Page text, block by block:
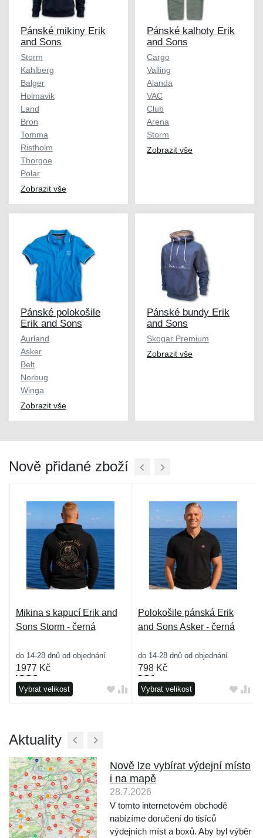
Pánské mikiny Erik
and Sons
Storm
Kahlberg
Balger
Holmavik
Land
Bron
Tomma
Ristholm
Thorgoe
Polar
Zobrazit vše
Pánské kalhoty Erik
and Sons
Cargo
Valling
Alanda
VAC
Club
Arena
Storm
Zobrazit vše
Pánské polokošile
Erik and Sons
Aurland
Asker
Belt
Norbug
Winga
Zobrazit vše
Pánské bundy Erik
and Sons
Skogar Premium
Zobrazit vše
Nově přidané zboží
Mikina s kapucí Erik and
Sons Storm - černá
do 14-28 dnů od objednání
1977 Kč
Vybrat velikost
Polokošile pánská Erik
and Sons Asker - černá
do 14-28 dnů od objednání
798 Kč
Vybrat velikost
Aktuality
Nově lze vybírat výdejní místo
i na mapě
28.7.2026
V tomto internetovém obchodě
nabízíme doručení do tisíců
výdejních míst a boxů. Aby byl výběr